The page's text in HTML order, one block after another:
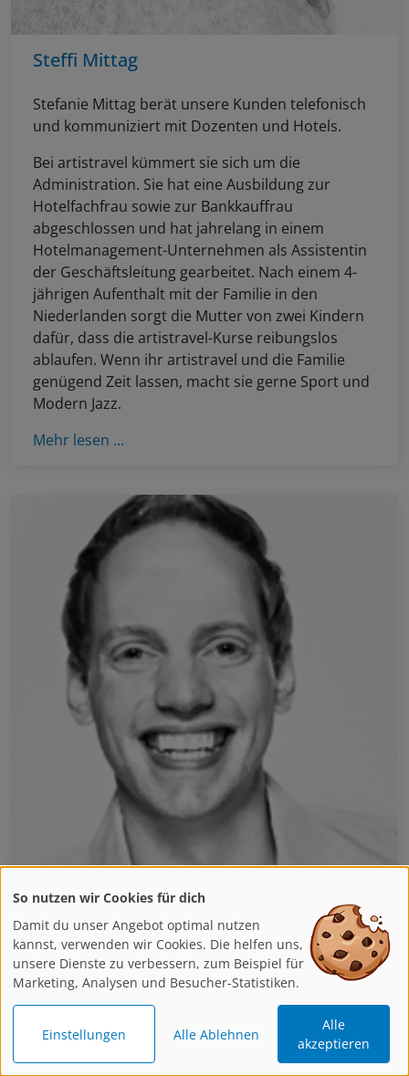
Steffi Mittag
Stefanie Mittag berät unsere Kunden telefonisch
und kommuniziert mit Dozenten und Hotels.
Bei artistravel kümmert sie sich um die
Administration. Sie hat eine Ausbildung zur
Hotelfachfrau sowie zur Bankkauffrau
abgeschlossen und hat jahrelang in einem
Hotelmanagement-Unternehmen als Assistentin
der Geschäftsleitung gearbeitet. Nach einem 4-
jährigen Aufenthalt mit der Familie in den
Niederlanden sorgt die Mutter von zwei Kindern
dafür, dass die artistravel-Kurse reibungslos
ablaufen. Wenn ihr artistravel und die Familie
genügend Zeit lassen, macht sie gerne Sport und
Modern Jazz.
Mehr lesen ...
Christoph Menke
Christoph Menke studierte Mechatronik, er
entwickelt und realisiert die IT-Schnittstellen bei
artistravel.
Schon während seines Studiums konnte er
So nutzen wir Cookies für dich
Damit du unser Angebot optimal nutzen
kannst, verwenden wir Cookies. Die helfen uns,
unsere Dienste zu verbessern, zum Beispiel für
Marketing, Analysen und Besucher-Statistiken.
Einstellungen Alle Ablehnen
Alle
akzeptieren